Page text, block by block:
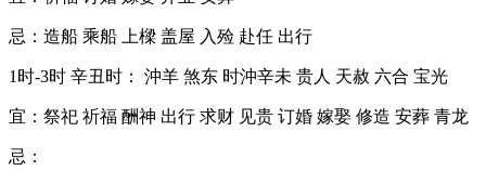
忌：造船 乘船 上樑 盖屋 入殓 赴任 出行
1时-3时 辛丑时： 沖羊 煞东 时沖辛未 贵人 天赦 六合 宝光
宜：祭祀 祈福 酬神 出行 求财 见贵 订婚 嫁娶 修造 安葬 青龙
忌：